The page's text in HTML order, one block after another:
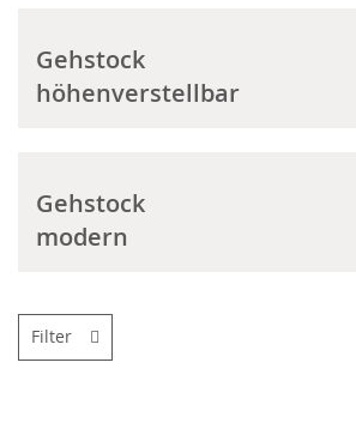
Gehstock
höhenverstellbar
Gehstock
modern
Filter